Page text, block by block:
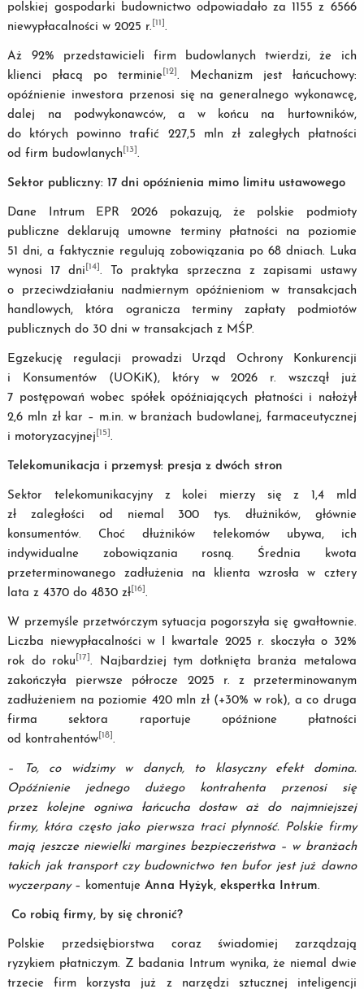
polskiej gospodarki budownictwo odpowiadało za 1155 z 6566
niewypłacalności w 2025 r. [11] .
Aż 92% przedstawicieli firm budowlanych twierdzi, że ich
klienci płacą po terminie [12] . Mechanizm jest łańcuchowy:
opóźnienie inwestora przenosi się na generalnego wykonawcę,
dalej na podwykonawców, a w końcu na hurtowników,
do których powinno trafić 227,5 mln zł zaległych płatności
od firm budowlanych [13] .
Sektor publiczny: 17 dni opóźnienia mimo limitu ustawowego
Dane Intrum EPR 2026 pokazują, że polskie podmioty
publiczne deklarują umowne terminy płatności na poziomie
51 dni, a faktycznie regulują zobowiązania po 68 dniach. Luka
wynosi 17 dni [14] . To praktyka sprzeczna z zapisami ustawy
o przeciwdziałaniu nadmiernym opóźnieniom w transakcjach
handlowych, która ogranicza terminy zapłaty podmiotów
publicznych do 30 dni w transakcjach z MŚP.
Egzekucję regulacji prowadzi Urząd Ochrony Konkurencji
i Konsumentów (UOKiK), który w 2026 r. wszczął już
7 postępowań wobec spółek opóźniających płatności i nałożył
2,6 mln zł kar – m.in. w branżach budowlanej, farmaceutycznej
i motoryzacyjnej [15] .
Telekomunikacja i przemysł: presja z dwóch stron
Sektor telekomunikacyjny z kolei mierzy się z 1,4 mld
zł zaległości od niemal 300 tys. dłużników, głównie
konsumentów. Choć dłużników telekomów ubywa, ich
indywidualne zobowiązania rosną. Średnia kwota
przeterminowanego zadłużenia na klienta wzrosła w cztery
lata z 4370 do 4830 zł [16] .
W przemyśle przetwórczym sytuacja pogorszyła się gwałtownie.
Liczba niewypłacalności w I kwartale 2025 r. skoczyła o 32%
rok do roku [17] . Najbardziej tym dotknięta branża metalowa
zakończyła pierwsze półrocze 2025 r. z przeterminowanym
zadłużeniem na poziomie 420 mln zł (+30% w rok), a co druga
firma sektora raportuje opóźnione płatności
od kontrahentów [18] .
– To, co widzimy w danych, to klasyczny efekt domina.
Opóźnienie jednego dużego kontrahenta przenosi się
przez kolejne ogniwa łańcucha dostaw aż do najmniejszej
firmy, która często jako pierwsza traci płynność. Polskie firmy
mają jeszcze niewielki margines bezpieczeństwa – w branżach
takich jak transport czy budownictwo ten bufor jest już dawno
wyczerpany– komentujeAnna Hyżyk, ekspertka Intrum.
Co robią firmy, by się chronić?
Polskie przedsiębiorstwa coraz świadomiej zarządzają
ryzykiem płatniczym. Z badania Intrum wynika, że niemal dwie
trzecie firm korzysta już z narzędzi sztucznej inteligencji